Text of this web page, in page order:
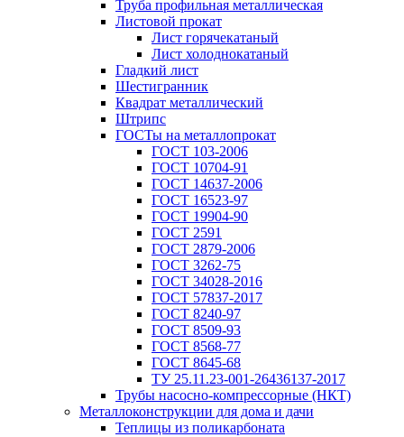
Труба профильная металлическая
Листовой прокат
Лист горячекатаный
Лист холоднокатаный
Гладкий лист
Шестигранник
Квадрат металлический
Штрипс
ГОСТы на металлопрокат
ГОСТ 103-2006
ГОСТ 10704-91
ГОСТ 14637-2006
ГОСТ 16523-97
ГОСТ 19904-90
ГОСТ 2591
ГОСТ 2879-2006
ГОСТ 3262-75
ГОСТ 34028-2016
ГОСТ 57837-2017
ГОСТ 8240-97
ГОСТ 8509-93
ГОСТ 8568-77
ГОСТ 8645-68
ТУ 25.11.23-001-26436137-2017
Трубы насосно-компрессорные (НКТ)
Металлоконструкции для дома и дачи
Теплицы из поликарбоната